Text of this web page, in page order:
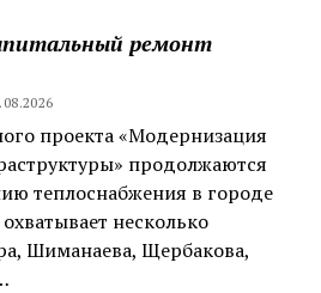
ремонт
проекта «Модернизация
продолжаются
теплоснабжения в городе
несколько
Шиманаева, Щербакова,